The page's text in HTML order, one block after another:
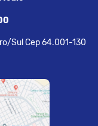
Sul Cep 64.001-130